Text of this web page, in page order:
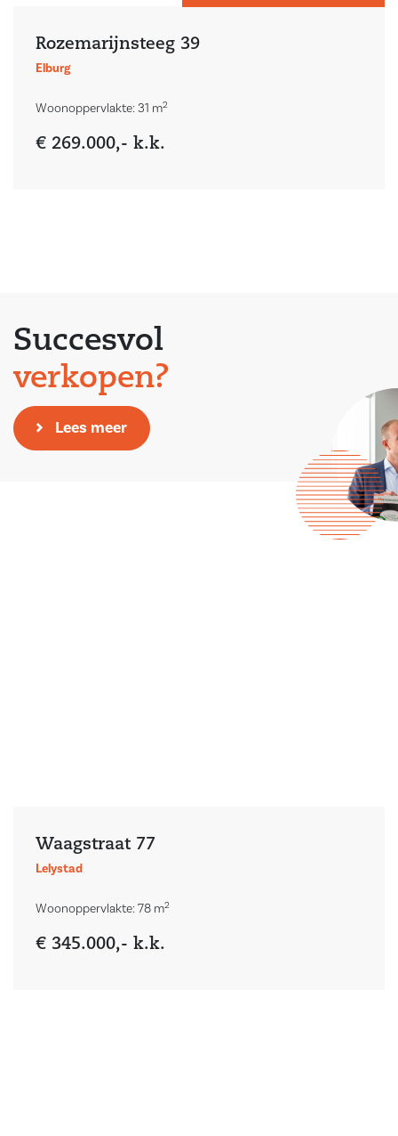
Rozemarijnsteeg 39
Elburg
Woonoppervlakte: 31 m2
€ 269.000,- k.k.
Succesvol
verkopen?
Lees meer
Waagstraat 77
Lelystad
Woonoppervlakte: 78 m2
€ 345.000,- k.k.